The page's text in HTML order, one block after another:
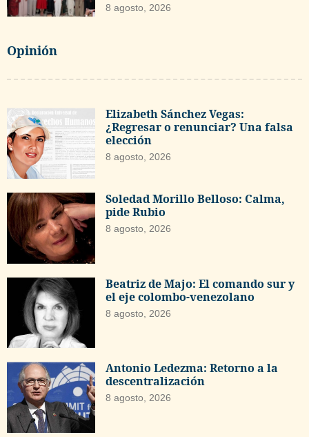
8 agosto, 2026
Opinión
Elizabeth Sánchez Vegas:
¿Regresar o renunciar? Una falsa
elección
8 agosto, 2026
Soledad Morillo Belloso: Calma,
pide Rubio
8 agosto, 2026
Beatriz de Majo: El comando sur y
el eje colombo-venezolano
8 agosto, 2026
Antonio Ledezma: Retorno a la
descentralización
8 agosto, 2026